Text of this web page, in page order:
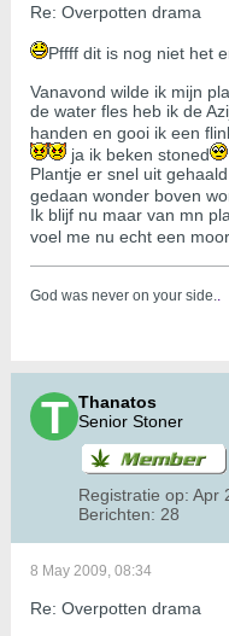
Re: Overpotten drama
Pffff dit is nog niet het
Vanavond wilde ik mijn
de water fles heb ik de
handen en gooi ik een
ja ik beken stoned
Plantje er snel uit
gedaan wonder boven
Ik blijf nu maar van mn
voel me nu echt een
God was never on your side..
Thanatos
Senior Stoner
Registratie op: Apr
Berichten: 28
8 May 2009, 08:34
Re: Overpotten drama